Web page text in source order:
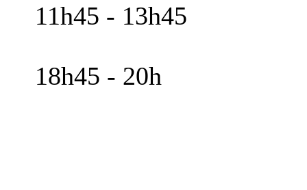
11h45 - 13h45
18h45 - 20h